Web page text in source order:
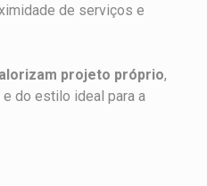
de serviços e
projeto próprio,
do estilo ideal para a